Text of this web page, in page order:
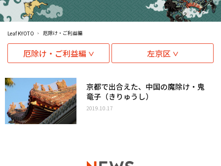
Leaf KYOTO 厄除け・ご利益編
厄除け・ご利益編 左京区
京都で出合えた、中国の魔除け・鬼
竜子（きりゅうし）
2019.10.17